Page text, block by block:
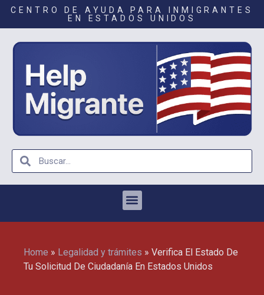
CENTRO DE AYUDA PARA INMIGRANTES
EN ESTADOS UNIDOS
Home » Legalidad y trámites » Verifica El Estado De
Tu Solicitud De Ciudadanía En Estados Unidos